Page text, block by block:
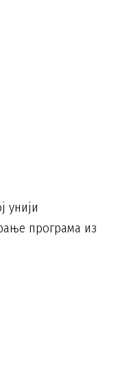
унији
програма из